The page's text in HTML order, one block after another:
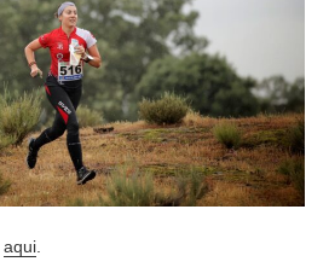
aqui.